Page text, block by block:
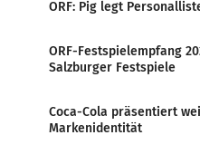
ORF: Pig legt
ORF-Festspielempfang
Salzburger Festspiele
Coca-Cola präsentiert
Markenidentität